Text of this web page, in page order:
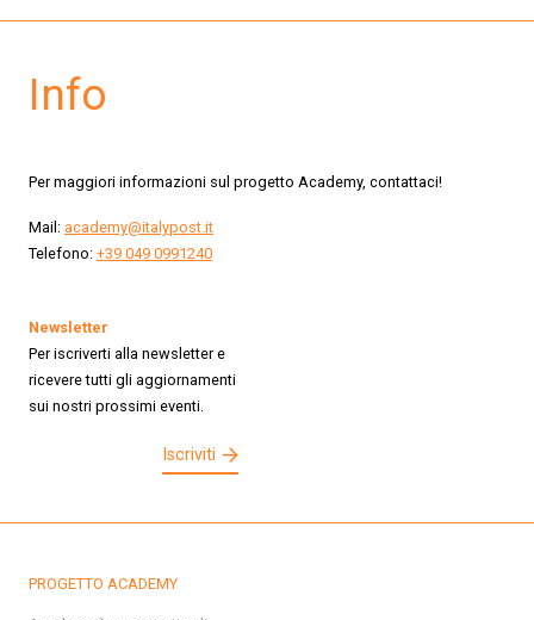
Info
Per maggiori informazioni sul progetto Academy, contattaci!
Mail: academy@italypost.it
Telefono: +39 049 0991240
Newsletter
Per iscriverti alla newsletter e
ricevere tutti gli aggiornamenti
sui nostri prossimi eventi.
Iscriviti
PROGETTO ACADEMY